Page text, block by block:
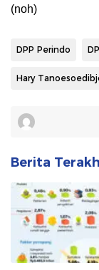
(noh)
DPP Perindo
Hary
Berita